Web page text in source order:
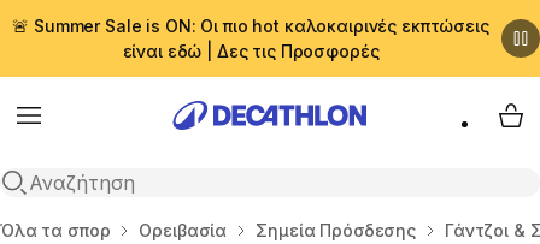
🚨 Summer Sale is ON: Οι πιο hot καλοκαιρινές εκπτώσεις
είναι εδώ | Δες τις Προσφορές
Menu
Αναζήτηση
My
Αρχική σελίδα
Όλα τα σπορ Ορειβασία Σημεία Πρόσδεσης Γάντζοι &